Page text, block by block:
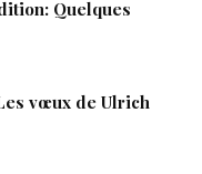
Quelques
vœux de Ulrich